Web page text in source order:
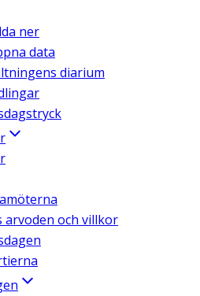
ner
data
diarium
arvoden och villkor